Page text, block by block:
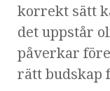
korrekt sätt
det uppstår
påverkar
rätt budskap